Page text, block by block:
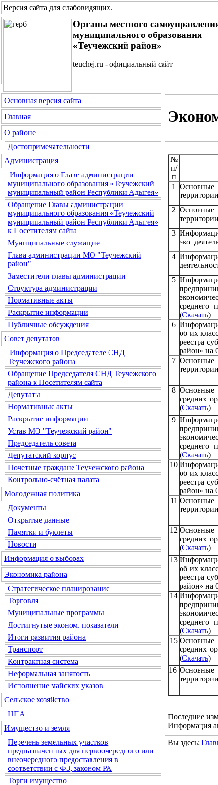
Версия сайта для слабовидящих.
Органы местного
муниципального образования
«Теучежский район»
teuchej.ru - официальный сайт
Основная версия сайта
Главная
О районе
Достопримечательности
Администрация
Информация о Главе администрации
муниципального образования «Теучежский
муниципальный район Республики Адыгея»
Обращение Главы администрации
муниципального образования «Теучежский
муниципальный район Республики Адыгея»
к Посетителям сайта
Муниципальные служащие
Глава администрации МО "Теучежский
район"
Заместители главы администрации
Структура администрации
Нормативные акты
Раскрытие информации
Публичные обсуждения
Совет депутатов
Информация о Председателе СНД
Теучежского района
Обращение Председателя СНД Теучежского
района к Посетителям сайта
Депутаты
Нормативные акты
Раскрытие информации
Устав МО "Теучежский район"
Председатель совета
Депутатский корпус
Почетные граждане Теучежского района
Контрольно-счётная палата
Молодежная политика
Документы
Открытые данные
Памятки и буклеты
Новости
Информация о выборах
Экономика района
Стратегическое планирование
Торговля
Муниципальные программы
Достигнутые эконом. показатели
Итоги развития района
Транспорт
Контрактная система
Неформальная занятость
Исполнение майских указов
Сельское хозяйство
НПА
Имущество и земля
Перечень земельных участков,
предназначенных для первоочередного или
внеочередного предоставления в
соответствии с ФЗ, законом РА
Торги имущество
№
п/
п
1
2 Основные
3
эко.
4
5
среднего
(Скачать)
6
об их
реестра
район» на
7
8 Основные
средних
(Скачать)
9
среднего
(Скачать)
10
об их
реестра
район» на
11
12 Основные
средних
(Скачать)
13
об их
реестра
район» на
14
среднего
(Скачать)
15 Основные
средних
(Скачать)
16
Последние
Информация
Вы здесь: